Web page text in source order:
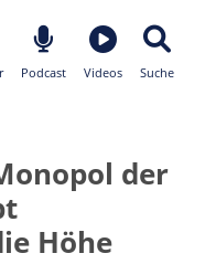
Podcast Videos Suche
der
Höhe